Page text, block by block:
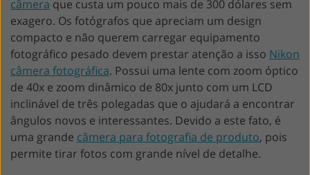
câmera que custa um pouco mais de 300 dólares sem
exagero. Os fotógrafos que apreciam um design
compacto e não querem carregar equipamento
fotográfico pesado devem prestar atenção a isso Nikon
câmera fotográfica. Possui uma lente com zoom óptico
de 40x e zoom dinâmico de 80x junto com um LCD
inclinável de três polegadas que o ajudará a encontrar
ângulos novos e interessantes. Devido a este fato, é
uma grande câmera para fotografia de produto, pois
permite tirar fotos com grande nível de detalhe.